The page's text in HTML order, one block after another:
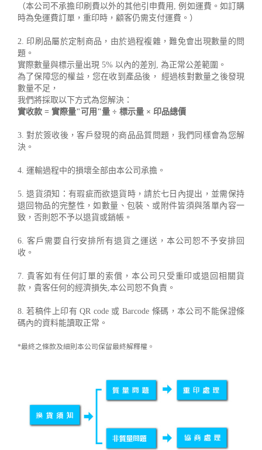
（本公司不承擔印刷費以外的其他引申費用, 例如運費。如訂購
時為免運費訂單，重印時，顧客仍需支付運費。）
2. 印刷品屬於定制商品，由於過程複雜，難免會出現數量的問
題。
實際數量與標示量出現 5% 以內的差別, 為正常公差範圍。
為了保障您的權益，您在收到產品後， 經過核對數量之後發現
數量不足，
我們將採取以下方式為您解決：
實收款 = 實際量"可用"量 ÷ 標示量 × 印品總價
3. 對於簽收後，客戶發現的商品品質問題，我們同樣會為您解
決。
4. 運輸過程中的損壞全部由本公司承擔。
5. 退貨須知：有瑕疵而欲退貨時，請於七日內提出，並需保持
退回物品的完整性，如數量、包裝、或附件皆須與落單內容一
致，否則恕不予以退貨或銷帳。
6. 客戶需要自行安排所有退貨之運送，本公司恕不予安排回
收。
7. 貴客如有任何訂單的索償，本公司只受重印或退回相關貨
款，貴客任何的經濟損失,本公司恕不負責。
8. 若稿件上印有 QR code 或 Barcode 條碼，本公司不能保證條
碼內的資料能讀取正常。
*最終之條款及細則本公司保留最終解釋權。